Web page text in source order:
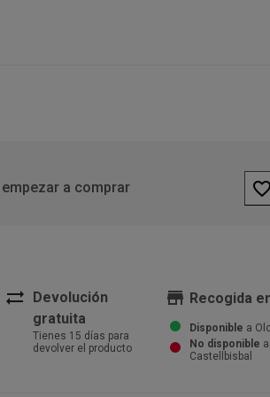
a comprar favorite_border
sync_alt
Devolución
gratuita
Tienes 15 días para
devolver el producto
store Recogida
Disponible a
No disponible a
Castellbisbal